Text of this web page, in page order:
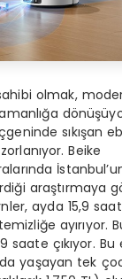
olmak,
sıkışan
Beike
araştırmaya
ayda 15,9
ayırıyor.
saate çıkıyor. Bu
yaşayan tek